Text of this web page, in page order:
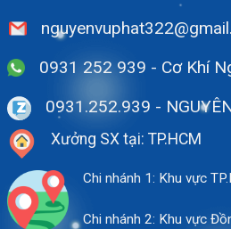
0931 252 939 - Cơ Khí
0931.252.939 -
Xưởng SX tại: TP.HCM
Chi nhánh 1: Khu vực
Chi nhánh 2: Khu vực